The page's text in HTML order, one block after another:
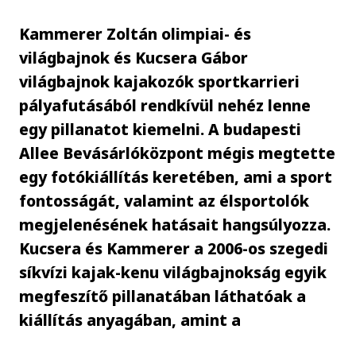
Kammerer Zoltán olimpiai- és
világbajnok és Kucsera Gábor
világbajnok kajakozók sportkarrieri
pályafutásából rendkívül nehéz lenne
egy pillanatot kiemelni. A budapesti
Allee Bevásárlóközpont mégis megtette
egy fotókiállítás keretében, ami a sport
fontosságát, valamint az élsportolók
megjelenésének hatásait hangsúlyozza.
Kucsera és Kammerer a 2006-os szegedi
síkvízi kajak-kenu világbajnokság egyik
megfeszítő pillanatában láthatóak a
kiállítás anyagában, amint a